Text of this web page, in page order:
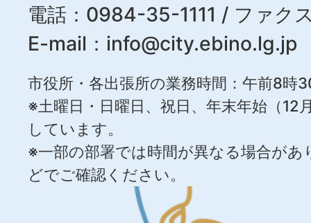
電話：0984-35-1111 / ファ
E-mail： info@city.ebino.lg.jp
市役所・各出張所の業務時間：午前8時
※土曜日・日曜日、祝日、年末年始（12
しています。
※一部の部署では時間が異なる場合が
どでご確認ください。